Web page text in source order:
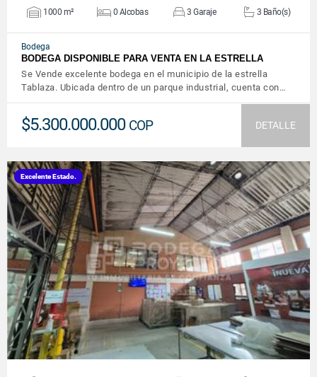
1000 m² 0 Alcobas 3 Garaje 3 Baño(s)
Bodega
BODEGA DISPONIBLE PARA VENTA EN LA ESTRELLA
Se Vende excelente bodega en el municipio de la estrella
Tablaza. Ubicada dentro de un parque industrial, cuenta con…
$5.300.000.000 COP DETALLE
Excelente Estado.
VER DETALLES